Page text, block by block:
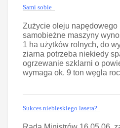
Sami sobie
Zużycie oleju napędowego
samobieżne maszyny
1 ha użytków rolnych, do
ziarna potrzeba niekiedy
ogrzewanie szklarni o
wymaga ok. 9 ton węgla
Sukces niebieskiego lasera?